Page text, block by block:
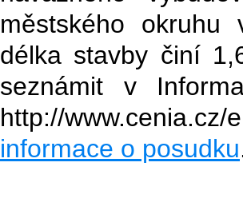
městského okruhu
délka stavby činí
seznámit v
http://www.cenia.cz/
informace o posudku